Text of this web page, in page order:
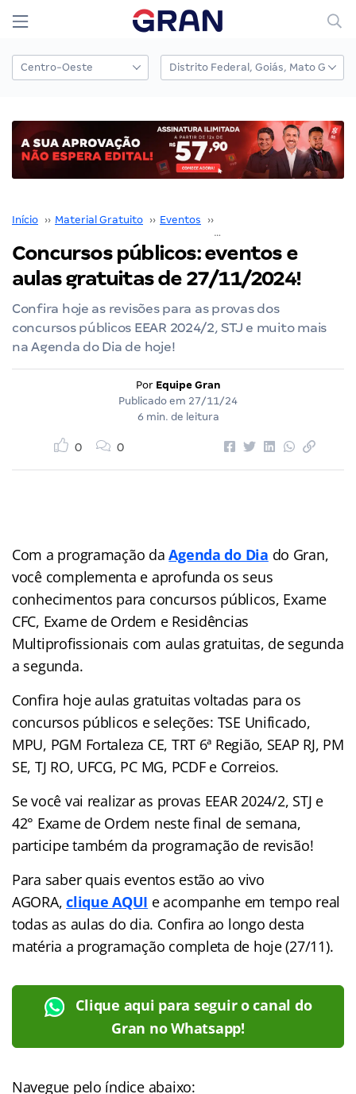
Início ›› Material Gratuito ›› Eventos ››
Concursos públicos: eventos e
aulas gratuitas de 27/11/2024!
Confira hoje as revisões para as provas dos
concursos públicos EEAR 2024/2, STJ e muito mais
na Agenda do Dia de hoje!
Por Equipe Gran
Publicado em 27/11/24
6 min. de leitura
0 0
Com a programação daAgenda do Dia do Gran,
você complementa e aprofunda os seus
conhecimentos para concursos públicos, Exame
CFC, Exame de Ordem e Residências
Multiprofissionais com aulas gratuitas, de segunda
a segunda.
Confira hoje aulas gratuitas voltadas para os
concursos públicos e seleções: TSE Unificado,
MPU, PGM Fortaleza CE, TRT 6ª Região, SEAP RJ, PM
SE, TJ RO, UFCG, PC MG, PCDF e Correios.
Se você vai realizar as provas EEAR 2024/2, STJ e
42° Exame de Ordem neste final de semana,
participe também da programação de revisão!
Para saber quais eventos estão ao vivo
AGORA,clique AQUI e acompanhe em tempo real
todas as aulas do dia. Confira ao longo desta
matéria a programação completa de hoje (27/11).
Clique aqui para seguir o canal do
Gran no Whatsapp!
Navegue pelo índice abaixo: